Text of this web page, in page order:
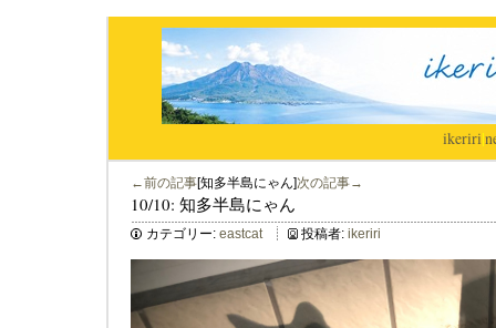
ikeriri|
←前の記事[知多半島にゃん]次の記事→
10/10: 知多半島にゃん
カテゴリー: eastcat 投稿者: ikeriri